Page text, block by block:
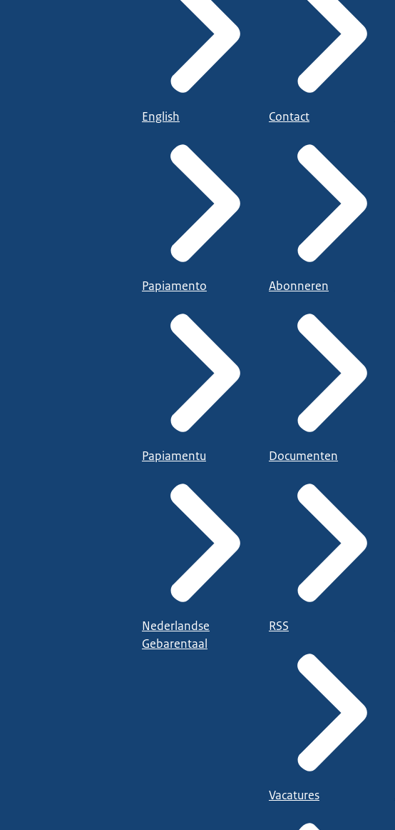
English
Papiamento
Papiamentu
Nederlandse
Gebarentaal
Contact
Abonneren
Documenten
RSS
Vacatures